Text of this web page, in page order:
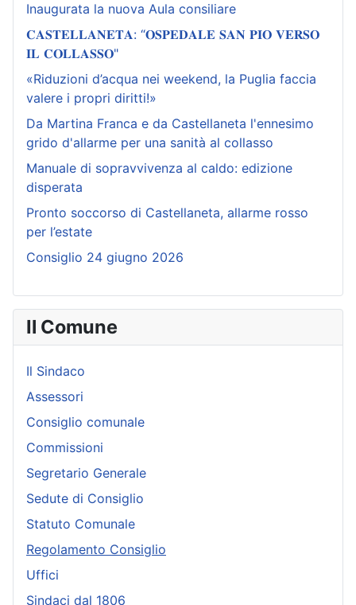
Inaugurata la nuova Aula consiliare
𝐂𝐀𝐒𝐓𝐄𝐋𝐋𝐀𝐍𝐄𝐓𝐀: “𝐎𝐒𝐏𝐄𝐃𝐀𝐋𝐄 𝐒𝐀𝐍 𝐏𝐈𝐎 𝐕𝐄𝐑𝐒𝐎
𝐈𝐋 𝐂𝐎𝐋𝐋𝐀𝐒𝐒𝐎"
«Riduzioni d’acqua nei weekend, la Puglia faccia
valere i propri diritti!»
Da Martina Franca e da Castellaneta l'ennesimo
grido d'allarme per una sanità al collasso
Manuale di sopravvivenza al caldo: edizione
disperata
Pronto soccorso di Castellaneta, allarme rosso
per l’estate
Consiglio 24 giugno 2026
Il Comune
Il Sindaco
Assessori
Consiglio comunale
Commissioni
Segretario Generale
Sedute di Consiglio
Statuto Comunale
Regolamento Consiglio
Uffici
Sindaci dal 1806